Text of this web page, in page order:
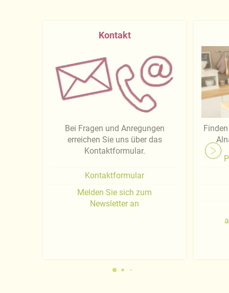
Kontakt
Bei Fragen und Anregungen
erreichen Sie uns über das
Kontaktformular.
Kontaktformular
Melden Sie sich zum
Newsletter an